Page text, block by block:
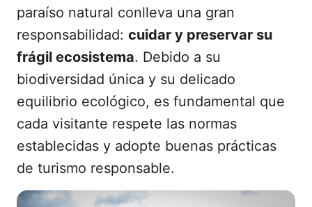
paraíso natural conlleva una gran
responsabilidad: cuidar y preservar su
frágil ecosistema. Debido a su
biodiversidad única y su delicado
equilibrio ecológico, es fundamental que
cada visitante respete las normas
establecidas y adopte buenas prácticas
de turismo responsable.